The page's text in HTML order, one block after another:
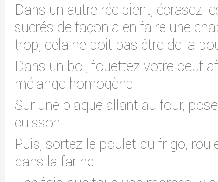
Dans un autre récipient, écrasez
sucrés de façon a en faire une
trop, cela ne doit pas être de la
Dans un bol, fouettez votre oeuf
mélange homogène.
Sur une plaque allant au four,
cuisson.
Puis, sortez le poulet du frigo,
dans la farine.